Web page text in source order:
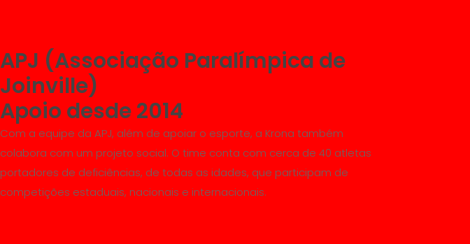
APJ (Associação Paralímpica de
Joinville)
Apoio desde 2014
Com a equipe da APJ, além de apoiar o esporte, a Krona também
colabora com um projeto social. O time conta com cerca de 40 atletas
portadores de deficiências, de todas as idades, que participam de
competições estaduais, nacionais e internacionais.